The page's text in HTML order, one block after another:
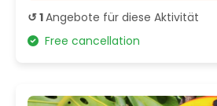
↺ 1Angebote für diese Aktivität
Free cancellation